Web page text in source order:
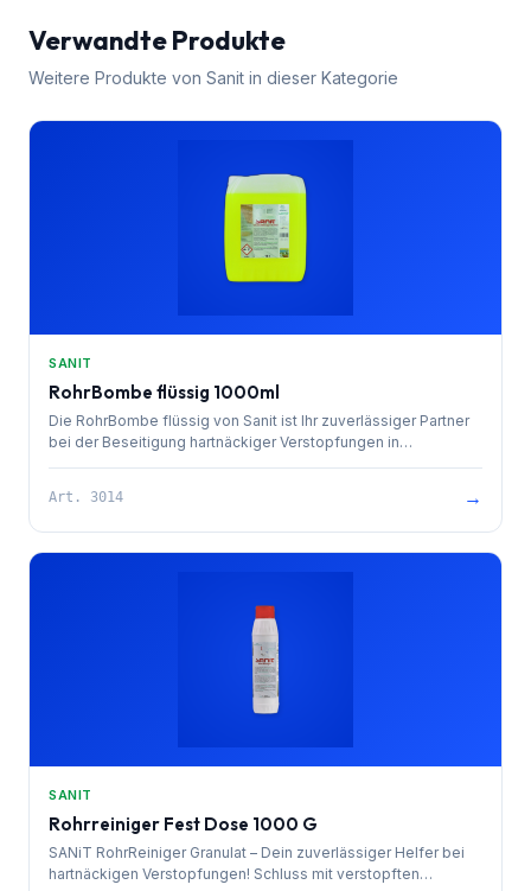
Verwandte Produkte
Weitere Produkte von Sanit in dieser Kategorie
SANIT
RohrBombe flüssig 1000ml
Die RohrBombe flüssig von Sanit ist Ihr zuverlässiger Partner
bei der Beseitigung hartnäckiger Verstopfungen in
Abflussrohren. Diese hochwirksame Reinigungsformel dringt
ein freier Abfluss wiederhergestellt wird. Ideal für den Einsatz
in Sanitäranlagen, gewerblichen Küchen und anderen
Bereichen, in denen Verstopfungen häufig auftreten. Mit der
Fachkräfte entstehen würden. Sorgen Sie für einen
reibungslosen Betrieb Ihrer Abflusssysteme mit dieser
Art. 3014 →
SANIT
Rohrreiniger Fest Dose 1000 G
SANiT RohrReiniger Granulat – Dein zuverlässiger Helfer bei
hartnäckigen Verstopfungen! Schluss mit verstopften